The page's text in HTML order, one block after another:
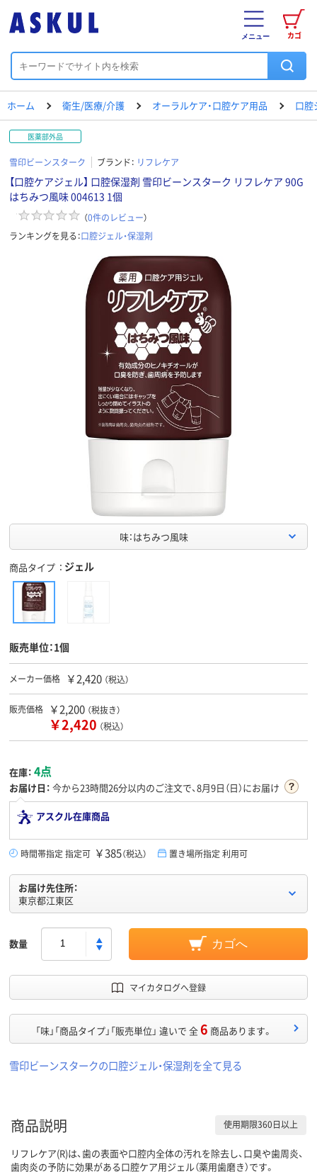
カゴ
メニュー
ホーム 衛生/医療/介護 オーラルケア・口腔ケア用品 口腔
医薬部外品
雪印ビーンスターク ブランド： リフレケア
【口腔ケアジェル】 口腔保湿剤 雪印ビーンスターク リフレケア 90G
はちみつ風味 004613 1個
（0件のレビュー）
ランキングを見る：口腔ジェル・保湿剤
味：はちみつ風味
商品タイプ ジェル
販売単位：1個
メーカー価格 ￥2,420 （税込）
販売価格 ￥2,200 （税抜き）
￥2,420 （税込）
在庫： 4点
お届け日： 今から23時間26分以内のご注文で、8月9日（日）にお届け
アスクル在庫商品
時間帯指定 指定可 ￥385（税込） 置き場所指定 利用可
お届け先住所：
東京都江東区
数量 カゴへ
マイカタログへ登録
「味」「商品タイプ」「販売単位」 違いで 全6 商品あります。
雪印ビーンスタークの口腔ジェル・保湿剤を全て見る
商品説明 使用期限360日以上
リフレケア(R)は、歯の表面や口腔内全体の汚れを除去し、口臭や歯周炎、
歯肉炎の予防に効果がある口腔ケア用ジェル（薬用歯磨き）です。